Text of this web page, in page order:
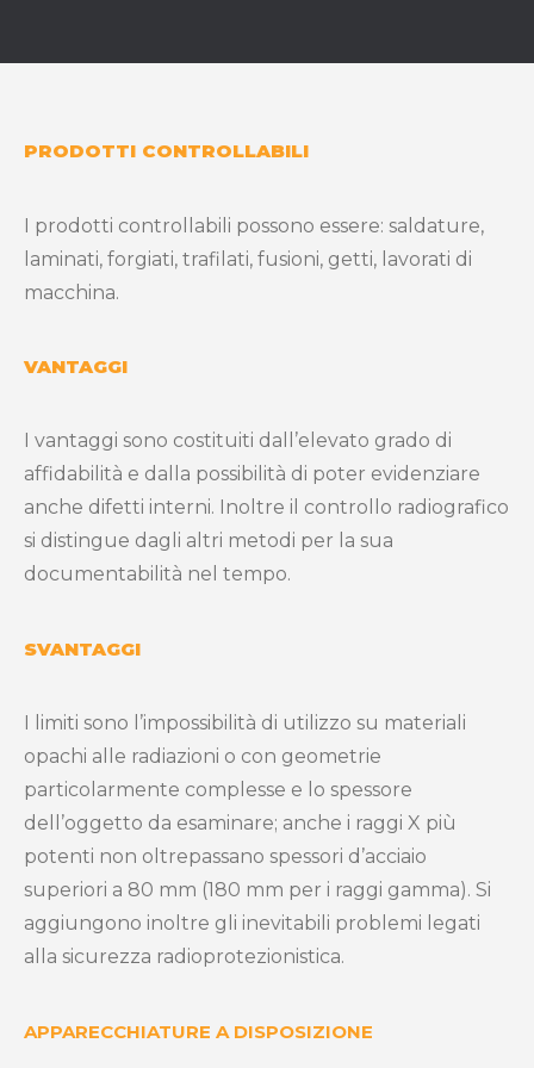
PRODOTTI CONTROLLABILI
I prodotti controllabili possono essere: saldature,
laminati, forgiati, trafilati, fusioni, getti, lavorati di
macchina.
VANTAGGI
I vantaggi sono costituiti dall’elevato grado di
affidabilità e dalla possibilità di poter evidenziare
anche difetti interni. Inoltre il controllo radiografico
si distingue dagli altri metodi per la sua
documentabilità nel tempo.
SVANTAGGI
I limiti sono l’impossibilità di utilizzo su materiali
opachi alle radiazioni o con geometrie
particolarmente complesse e lo spessore
dell’oggetto da esaminare; anche i raggi X più
potenti non oltrepassano spessori d’acciaio
superiori a 80 mm (180 mm per i raggi gamma). Si
aggiungono inoltre gli inevitabili problemi legati
alla sicurezza radioprotezionistica.
APPARECCHIATURE A DISPOSIZIONE